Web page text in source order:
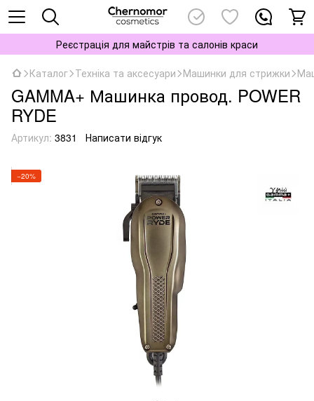
Реєстрація для майстрів та салонів краси
Каталог Техніка та аксесуари Машинки для стрижки
GAMMA+ Машинка провод. POWER
RYDE
Артикул: 3831 Написати відгук
−20%